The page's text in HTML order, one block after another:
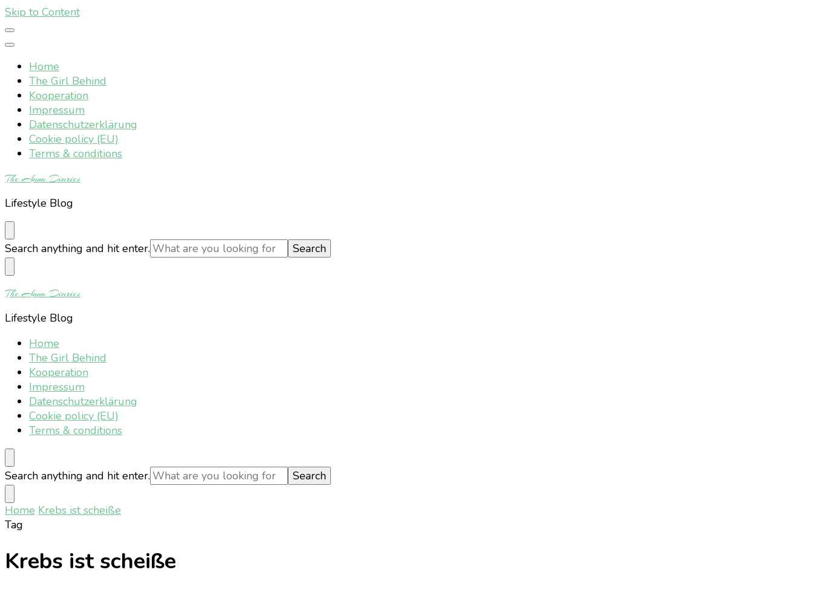
Skip to Content
Home
The Girl Behind
Kooperation
Impressum
Datenschutzerklärung
Cookie policy (EU)
Terms & conditions
The Anna Diaries
Lifestyle Blog
Looking
for
Something?
Search anything and hit enter.
The Anna Diaries
Lifestyle Blog
Home
The Girl Behind
Kooperation
Impressum
Datenschutzerklärung
Cookie policy (EU)
Terms & conditions
Looking
for
Something?
Search anything and hit enter.
Home Krebs ist scheiße
Tag
Krebs ist scheiße